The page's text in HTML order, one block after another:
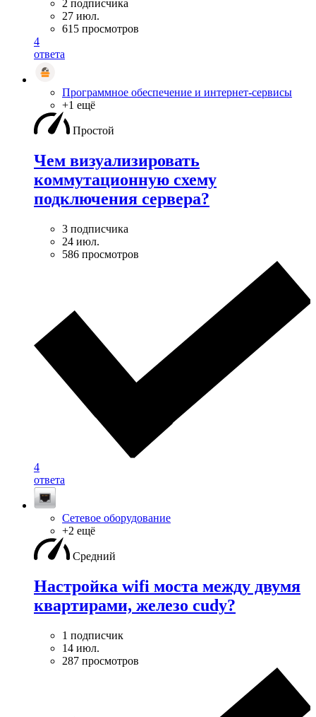
2 подписчика
27 июл.
615 просмотров
4
ответа
Программное обеспечение и интернет-сервисы
+1 ещё
Простой
Чем визуализировать
коммутационную схему
подключения сервера?
3 подписчика
24 июл.
586 просмотров
4
ответа
Сетевое оборудование
+2 ещё
Средний
Настройка wifi моста между двумя
квартирами, железо cudy?
1 подписчик
14 июл.
287 просмотров